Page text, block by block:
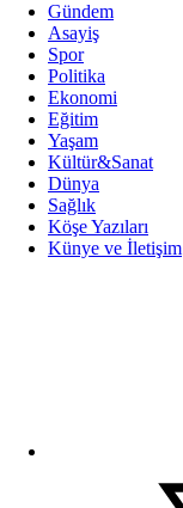
Gündem
Asayiş
Spor
Politika
Ekonomi
Eğitim
Yaşam
Kültür&Sanat
Dünya
Sağlık
Köşe Yazıları
Künye ve İletişim